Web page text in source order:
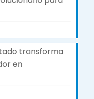
transforma
en